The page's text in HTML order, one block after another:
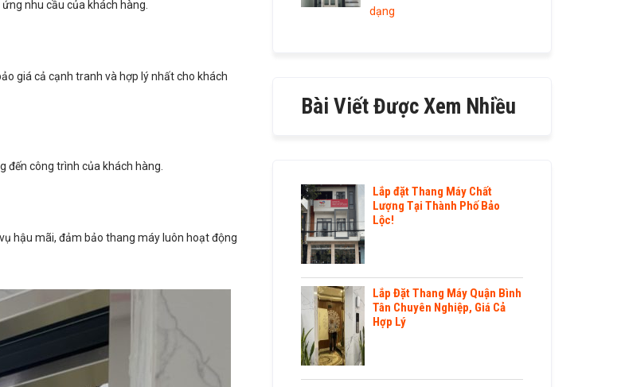
nhu cầu của khách hàng.
giá cả cạnh tranh và hợp lý nhất cho khách
công trình của khách hàng.
hậu mãi, đảm bảo thang máy luôn hoạt động
dạng
Bài Viết Được Xem Nhiều
Lắp đặt Thang Máy Chất
Lượng Tại Thành Phố Bảo
Lộc!
Lắp Đặt Thang Máy Quận Bình
Tân Chuyên Nghiệp, Giá Cả
Hợp Lý